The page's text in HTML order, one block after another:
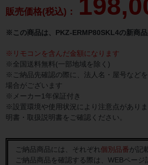
販売価格(税込)：
※この商品は、PKZ-ERMP80SKL4の新商品
※リモコンを含んだ金額になります
※全国送料無料(一部地域を除く)
※ご納品先確認の際に、法人名・屋号など
場合がございます
※メーカー1年保証付き
※設置環境や使用状況により注意点があり
明書・取扱説明書をご確認ください。
ご納品商品には、それぞれ個別品番が記
ご納品商品を確認する際は、WEBページ